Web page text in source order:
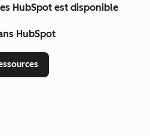
HubSpot est disponible
HubSpot